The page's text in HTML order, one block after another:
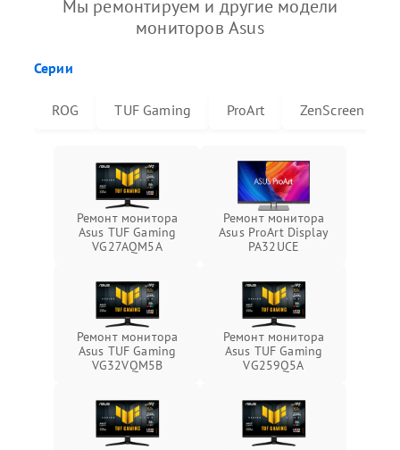
Мы ремонтируем и другие модели
мониторов Asus
Серии
ROG TUF Gaming ProArt ZenScreen
Ремонт монитора
Asus TUF Gaming
VG27AQM5A
Ремонт монитора
Asus ProArt Display
PA32UCE
Ремонт монитора
Asus TUF Gaming
VG32VQM5B
Ремонт монитора
Asus TUF Gaming
VG259Q5A